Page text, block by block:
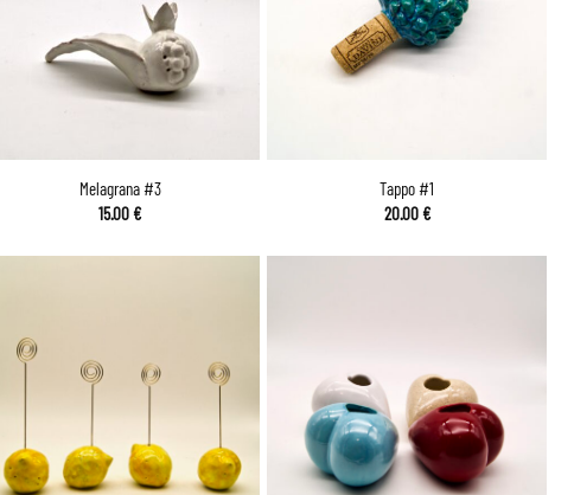
Melagrana #3
15.00€
Tappo #1
20.00€